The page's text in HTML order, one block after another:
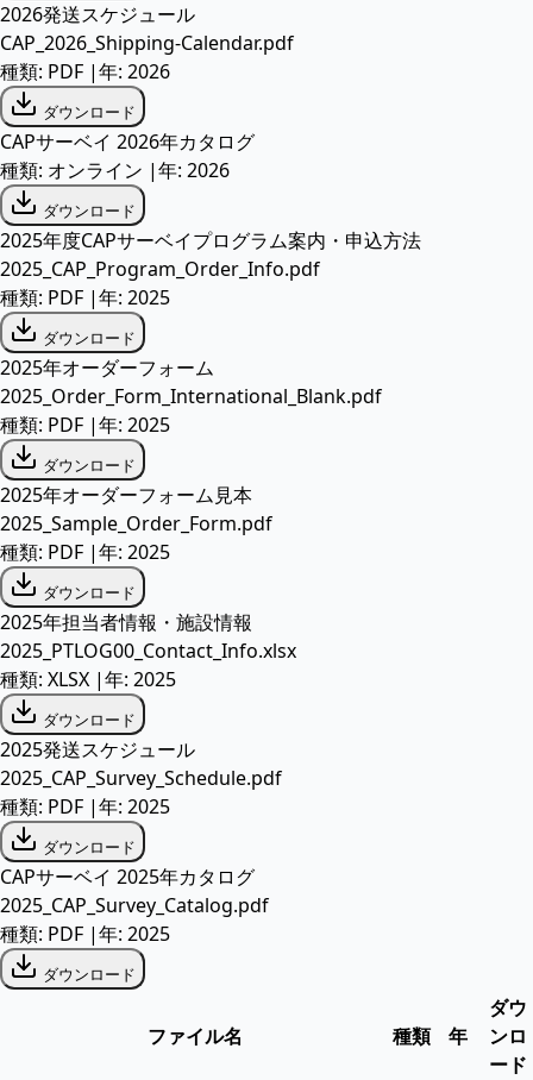
2026発送スケジュール
CAP_2026_Shipping-Calendar.pdf
種類: PDF |年: 2026
ダウンロード
CAPサーベイ 2026年カタログ
種類: オンライン |年: 2026
ダウンロード
2025年度CAPサーベイプログラム案内・申込方法
2025_CAP_Program_Order_Info.pdf
種類: PDF |年: 2025
ダウンロード
2025年オーダーフォーム
2025_Order_Form_International_Blank.pdf
種類: PDF |年: 2025
ダウンロード
2025年オーダーフォーム見本
2025_Sample_Order_Form.pdf
種類: PDF |年: 2025
ダウンロード
2025年担当者情報・施設情報
2025_PTLOG00_Contact_Info.xlsx
種類: XLSX |年: 2025
ダウンロード
2025発送スケジュール
2025_CAP_Survey_Schedule.pdf
種類: PDF |年: 2025
ダウンロード
CAPサーベイ 2025年カタログ
2025_CAP_Survey_Catalog.pdf
種類: PDF |年: 2025
ダウンロード
ファイル名 種類 年
ダウ
ンロ
ード